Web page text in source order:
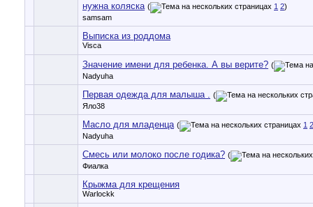
нужна коляска ( 1 2)
samsam
Выписка из роддома
Visca
Значение имени для ребенка. А вы верите? (
Nadyuha
Первая одежда для малыша . (
Яло38
Масло для младенца ( 1 2
Nadyuha
Смесь или молоко после годика? (
Фиалка
Крыжма для крещения
Warlockk